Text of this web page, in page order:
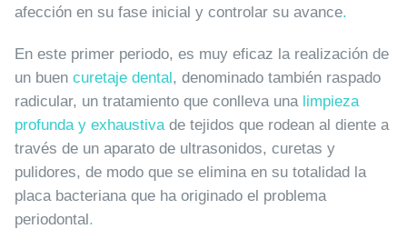
afección en su fase inicial y controlar su avance.
En este primer periodo, es muy eficaz la realización de
un buen curetaje dental, denominado también raspado
radicular, un tratamiento que conlleva una limpieza
profunda y exhaustivade tejidos que rodean al diente a
través de un aparato de ultrasonidos, curetas y
pulidores, de modo que se elimina en su totalidad la
placa bacteriana que ha originado el problema
periodontal.